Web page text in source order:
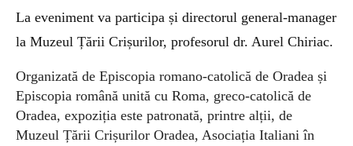
La eveniment va participa și directorul general-manager
la Muzeul Țării Crișurilor, profesorul dr. Aurel Chiriac.
Organizată de Episcopia romano-catolică de Oradea și
Episcopia română unită cu Roma, greco-catolică de
Oradea, expoziția este patronată, printre alții, de
Muzeul Țării Crișurilor Oradea, Asociația Italiani în